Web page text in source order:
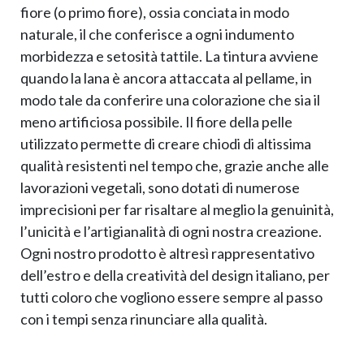
fiore (o primo fiore), ossia conciata in modo
naturale, il che conferisce a ogni indumento
morbidezza e setosità tattile. La tintura avviene
quando la lana è ancora attaccata al pellame, in
modo tale da conferire una colorazione che sia il
meno artificiosa possibile. Il fiore della pelle
utilizzato permette di creare chiodi di altissima
qualità resistenti nel tempo che, grazie anche alle
lavorazioni vegetali, sono dotati di numerose
imprecisioni per far risaltare al meglio la genuinità,
l’unicità e l’artigianalità di ogni nostra creazione.
Ogni nostro prodotto è altresì rappresentativo
dell’estro e della creatività del design italiano, per
tutti coloro che vogliono essere sempre al passo
con i tempi senza rinunciare alla qualità.